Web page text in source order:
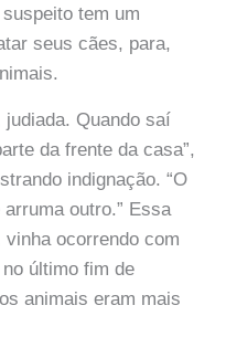
tem um
seus cães, para,
Quando saí
da frente da casa”,
indignação. “O
outro.” Essa
ocorrendo com
último fim de
animais eram mais